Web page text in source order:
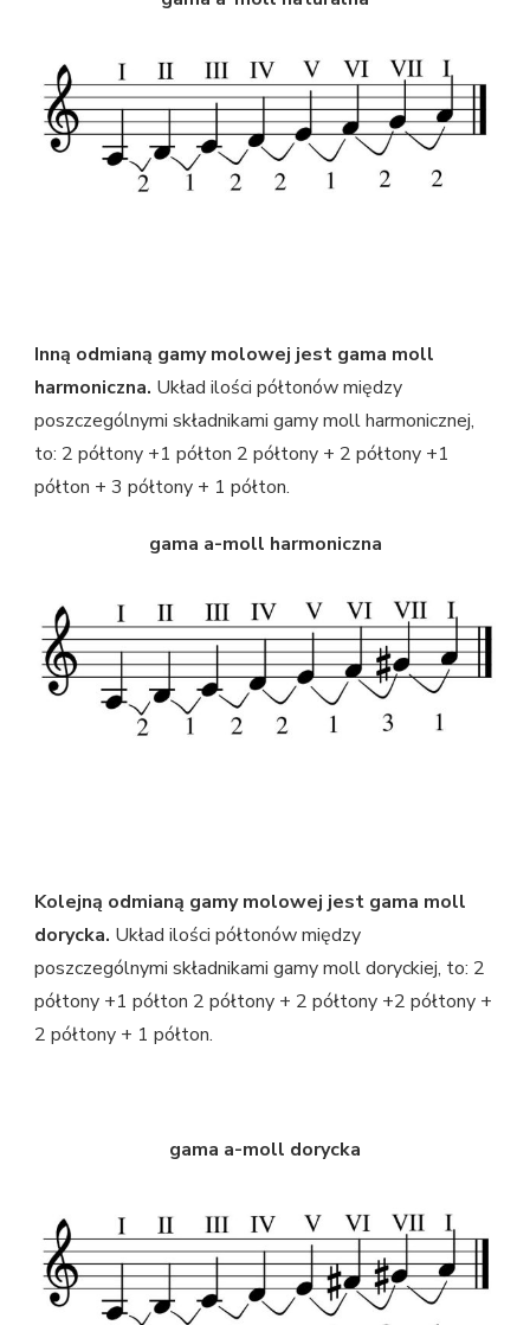
Inną odmianą gamy molowej jest gama moll
harmoniczna. Układ ilości półtonów między
poszczególnymi składnikami gamy moll harmonicznej,
to: 2 półtony +1 półton 2 półtony + 2 półtony +1
półton + 3 półtony + 1 półton.
gama a-moll harmoniczna
Kolejną odmianą gamy molowej jest gama moll
dorycka. Układ ilości półtonów między
poszczególnymi składnikami gamy moll doryckiej, to: 2
półtony +1 półton 2 półtony + 2 półtony +2 półtony +
2 półtony + 1 półton.
gama a-moll dorycka